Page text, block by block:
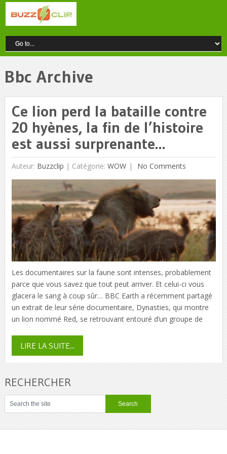
Bbc Archive
Ce lion perd la bataille contre
20 hyènes, la fin de l’histoire
est aussi surprenante…
Auteur: Buzzclip | Catégorie: WOW No Comments
Les documentaires sur la faune sont intenses, probablement
parce que vous savez que tout peut arriver. Et celui-ci vous
glacera le sang à coup sûr… BBC Earth a récemment partagé
un extrait de leur série documentaire, Dynasties, qui montre
un lion nommé Red, se retrouvant entouré d’un groupe de
LIRE LA SUITE...
RECHERCHER